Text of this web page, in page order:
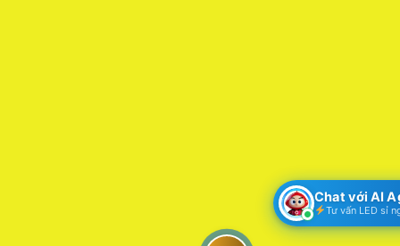
Chat với AI
Tư vấn LED sỉ